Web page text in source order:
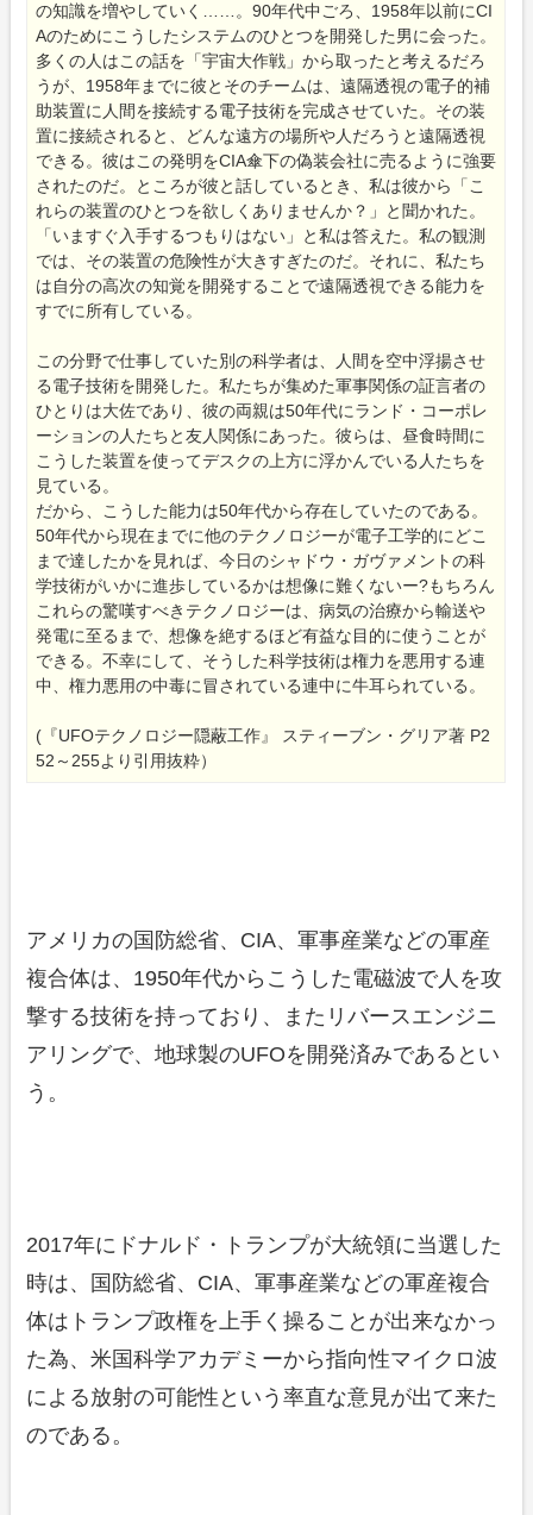
の知識を増やしていく……。90年代中ごろ、1958年以前にCI
Aのためにこうしたシステムのひとつを開発した男に会った。
多くの人はこの話を「宇宙大作戦」から取ったと考えるだろ
うが、1958年までに彼とそのチームは、遠隔透視の電子的補
助装置に人間を接続する電子技術を完成させていた。その装
置に接続されると、どんな遠方の場所や人だろうと遠隔透視
できる。彼はこの発明をCIA傘下の偽装会社に売るように強要
されたのだ。ところが彼と話しているとき、私は彼から「こ
れらの装置のひとつを欲しくありませんか？」と聞かれた。
「いますぐ入手するつもりはない」と私は答えた。私の観測
では、その装置の危険性が大きすぎたのだ。それに、私たち
は自分の高次の知覚を開発することで遠隔透視できる能力を
すでに所有している。
この分野で仕事していた別の科学者は、人間を空中浮揚させ
る電子技術を開発した。私たちが集めた軍事関係の証言者の
ひとりは大佐であり、彼の両親は50年代にランド・コーポレ
ーションの人たちと友人関係にあった。彼らは、昼食時間に
こうした装置を使ってデスクの上方に浮かんでいる人たちを
見ている。
だから、こうした能力は50年代から存在していたのである。
50年代から現在までに他のテクノロジーが電子工学的にどこ
まで達したかを見れば、今日のシャドウ・ガヴァメントの科
学技術がいかに進歩しているかは想像に難くないー?もちろん
これらの驚嘆すべきテクノロジーは、病気の治療から輸送や
発電に至るまで、想像を絶するほど有益な目的に使うことが
できる。不幸にして、そうした科学技術は権力を悪用する連
中、権力悪用の中毒に冒されている連中に牛耳られている。
(『UFOテクノロジー隠蔽工作』 スティーブン・グリア著 P2
52～255より引用抜粋）
アメリカの国防総省、CIA、軍事産業などの軍産
複合体は、1950年代からこうした電磁波で人を攻
撃する技術を持っており、またリバースエンジニ
アリングで、地球製のUFOを開発済みであるとい
う。
2017年にドナルド・トランプが大統領に当選した
時は、国防総省、CIA、軍事産業などの軍産複合
体はトランプ政権を上手く操ることが出来なかっ
た為、米国科学アカデミーから指向性マイクロ波
による放射の可能性という率直な意見が出て来た
のである。